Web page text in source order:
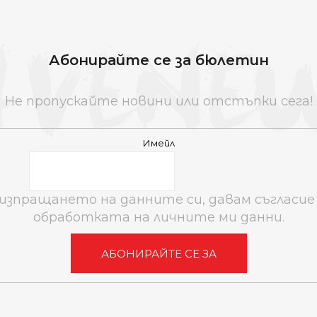
Абонирайте се за бюлетин
Не пропускайте новини или отстъпки сега!
Имейл
на данните си, давам съгласие
обработката на личните ми данни.
АБОНИРАЙТЕ СЕ ЗА